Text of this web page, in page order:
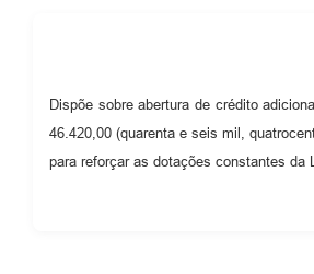
Expediente
Dispõe sobre abertura de crédito
46.420,00 (quarenta e seis mil,
para reforçar as dotações constantes da